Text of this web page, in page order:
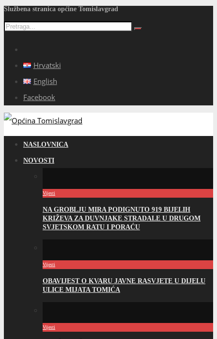
Službena stranica općine Tomislavgrad
Hrvatski
English
Facebook
NASLOVNICA
NOVOSTI
Vijesti
NA GROBLJU MIRA PODIGNUTO 919 BIJELIH
KRIŽEVA ZA DUVNJAKE STRADALE U DRUGOM
SVJETSKOM RATU I PORAĆU
Vijesti
OBAVIJEST O KVARU JAVNE RASVJETE U DIJELU
ULICE MIJATA TOMIĆA
Vijesti